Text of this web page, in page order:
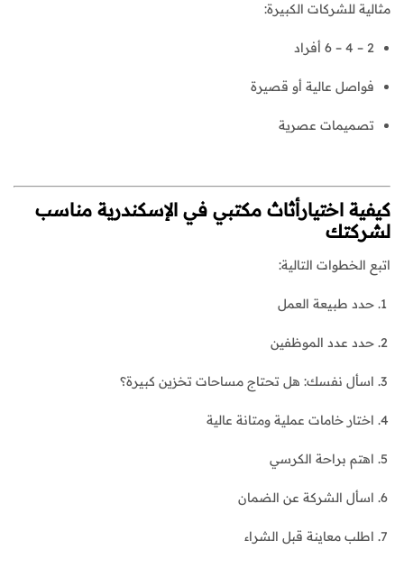
مثالية للشركات الكبيرة:
2 – 4 – 6 أفراد
فواصل عالية أو قصيرة
تصميمات عصرية
كيفية اختيارأثاث مكتبي في الإسكندرية مناسب
لشركتك
اتبع الخطوات التالية:
حدد طبيعة العمل
حدد عدد الموظفين
اسأل نفسك: هل تحتاج مساحات تخزين كبيرة؟
اختار خامات عملية ومتانة عالية
اهتم براحة الكرسي
اسأل الشركة عن الضمان
اطلب معاينة قبل الشراء